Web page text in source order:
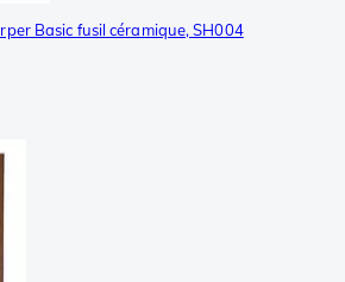
Basic fusil céramique, SH004